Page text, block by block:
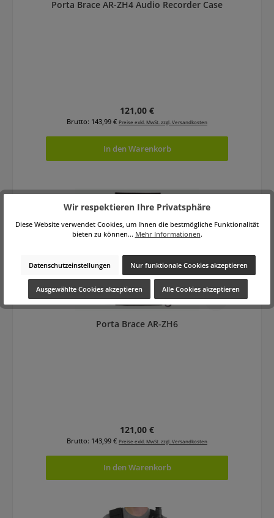
Porta Brace AR-ZH4 Audio Recorder Case
Regulärer Preis:
121,00 €
Brutto: 143,99 € Preise exkl. MwSt. zzgl. Versandkosten
In den Warenkorb
Porta Brace AR-ZH6
Regulärer Preis:
121,00 €
Brutto: 143,99 € Preise exkl. MwSt. zzgl. Versandkosten
In den Warenkorb
Wir respektieren Ihre Privatsphäre
Diese Website verwendet Cookies, um Ihnen die bestmögliche Funktionalität
bieten zu können... Mehr Informationen.
Datenschutzeinstellungen Nur funktionale Cookies akzeptieren
Ausgewählte Cookies akzeptieren Alle Cookies akzeptieren